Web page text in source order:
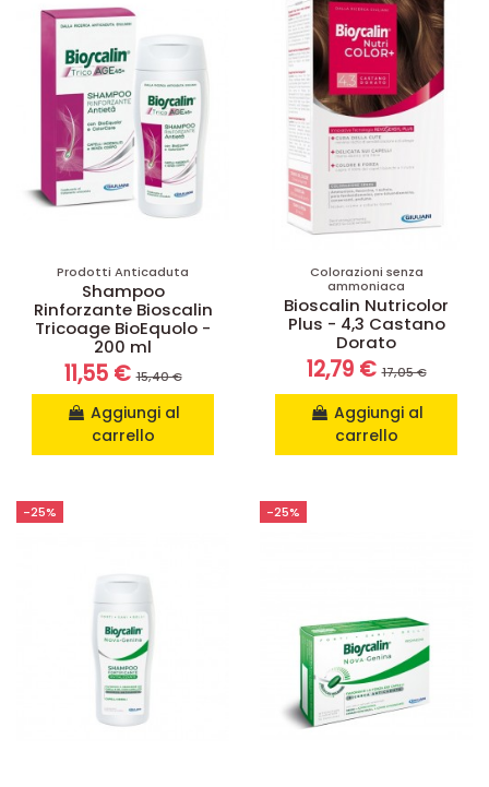
Prodotti Anticaduta
Shampoo
Rinforzante Bioscalin
Tricoage BioEquolo -
200 ml
11,55 €15,40 €
Aggiungi al
carrello
Colorazioni senza
ammoniaca
Bioscalin Nutricolor
Plus - 4,3 Castano
Dorato
12,79 €17,05 €
Aggiungi al
carrello
-25% -25%